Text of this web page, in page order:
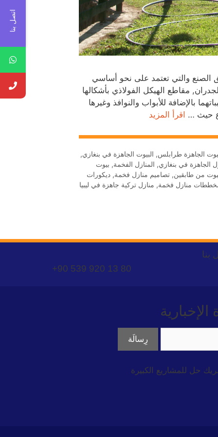
الصنع والتي تعتمد على نحو أساسي
مقاطع الهيكل الفولاذي بأشكالها
بالإضافة للأبواب والنوافذ وغيرها
حيث … اقرأ المزيد
الجاهزة طرابلس, البيوت الجاهزة في بنغازي,
الجاهزة في بنغازي, المنازل الفخمة, بيوت
من طابقين, تصاميم منازل فخمة, ديكورات
منازل فخمة, منازل تركية جاهزة في ليبيا
بنا
+90 539 920 13 80
حل للمشاريع الكبيرة
اتصل بنا